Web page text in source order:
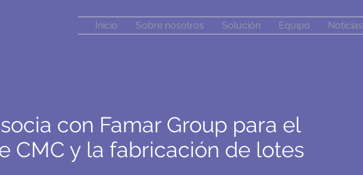
Inicio Sobre nosotros Solución Equipo Noticias
con Famar Group para el
CMC y la fabricación de lotes